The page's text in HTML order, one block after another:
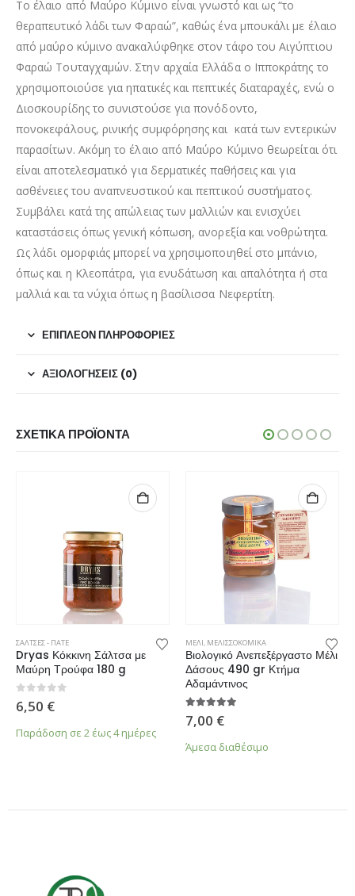
Το έλαιο από Μαύρο Κύμινο είναι γνωστό και ως “το
θεραπευτικό λάδι των Φαραώ”, καθώς ένα μπουκάλι με έλαιο
από μαύρο κύμινο ανακαλύφθηκε στον τάφο του Αιγύπτιου
Φαραώ Τουταγχαμών. Στην αρχαία Ελλάδα ο Ιπποκράτης το
χρησιμοποιούσε για ηπατικές και πεπτικές διαταραχές, ενώ ο
Διοσκουρίδης το συνιστούσε για πονόδοντο,
πονοκεφάλους, ρινικής συμφόρησης και κατά των εντερικών
παρασίτων. Ακόμη το έλαιο από Μαύρο Κύμινο θεωρείται ότι
είναι αποτελεσματικό για δερματικές παθήσεις και για
ασθένειες του αναπνευστικού και πεπτικού συστήματος.
Συμβάλει κατά της απώλειας των μαλλιών και ενισχύει
καταστάσεις όπως γενική κόπωση, ανορεξία και νοθρώτητα.
Ως λάδι ομορφιάς μπορεί να χρησιμοποιηθεί στο μπάνιο,
όπως και η Κλεοπάτρα, για ενυδάτωση και απαλότητα ή στα
μαλλιά και τα νύχια όπως η βασίλισσα Νεφερτίτη.
ΕΠΙΠΛΈΟΝ ΠΛΗΡΟΦΟΡΊΕΣ
ΑΞΙΟΛΟΓΉΣΕΙΣ (0)
ΣΧΕΤΙΚΆ ΠΡΟΪΌΝΤΑ
ΔΙΑΤΡΟΦΗΣ
ΣΑΛΤΣΕΣ - ΠΑΤΕ
Dryas Κόκκινη Σάλτσα με
Μαύρη Τρούφα 180 g
0 από 5
6,50 €
Παράδοση σε 2 έως 4 ημέρες
ΜΕΛΙ, ΜΕΛΙΣΣΟΚΟΜΙΚΑ
Βιολογικό Ανεπεξέργαστο Μέλι
Δάσους 490 gr Κτήμα
Αδαμάντινος
5.00από 5
7,00 €
Άμεσα διαθέσιμο